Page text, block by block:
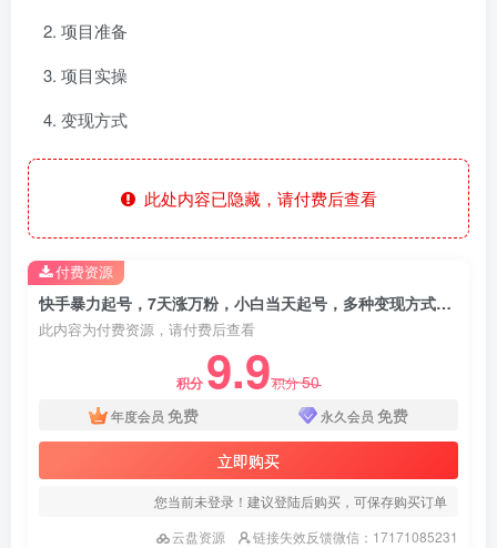
项目准备
项目实操
变现方式
此处内容已隐藏，请付费后查看
快手暴力起号，7天涨万粉，小白当天起号，多种变现方式，账号包回收，单月变现几个W
此内容为付费资源，请付费后查看
积分 9.9积分50
年度会员 免费 永久会员 免费
立即购买
您当前未登录！建议登陆后购买，可保存购买订单
云盘资源
链接失效反馈微信：17171085231
付费资源